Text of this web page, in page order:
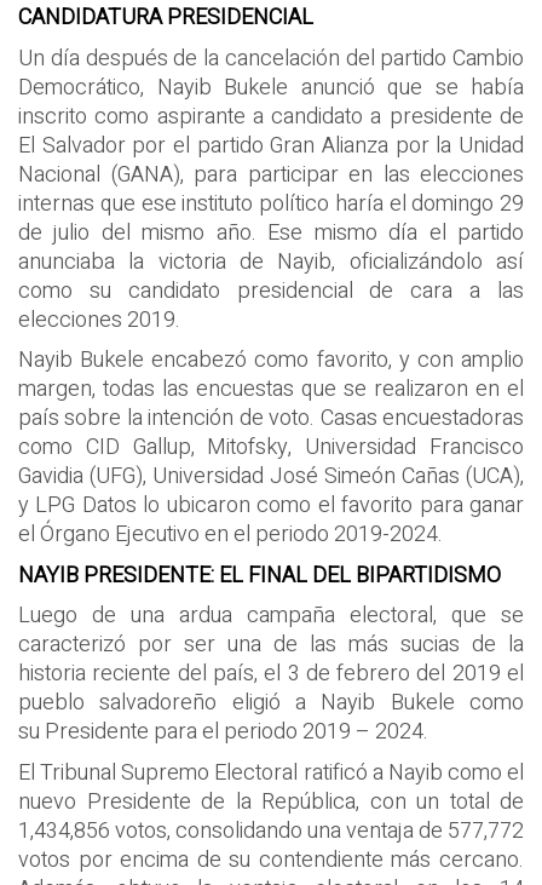
CANDIDATURA PRESIDENCIAL
Un día después de la cancelación del partido Cambio
Democrático, Nayib Bukele anunció que se había
inscrito como aspirante a candidato a presidente de
El Salvador por el partido Gran Alianza por la Unidad
Nacional (GANA), para participar en las elecciones
internas que ese instituto político haría el domingo 29
de julio del mismo año. Ese mismo día el partido
anunciaba la victoria de Nayib, oficializándolo así
como su candidato presidencial de cara a las
elecciones 2019.
Nayib Bukele encabezó como favorito, y con amplio
margen, todas las encuestas que se realizaron en el
país sobre la intención de voto. Casas encuestadoras
como CID Gallup, Mitofsky, Universidad Francisco
Gavidia (UFG), Universidad José Simeón Cañas (UCA),
y LPG Datos lo ubicaron como el favorito para ganar
el Órgano Ejecutivo en el periodo 2019-2024.
NAYIB PRESIDENTE: EL FINAL DEL BIPARTIDISMO
Luego de una ardua campaña electoral, que se
caracterizó por ser una de las más sucias de la
historia reciente del país, el 3 de febrero del 2019 el
pueblo salvadoreño eligió a Nayib Bukele como
su Presidente para el periodo 2019 – 2024.
El Tribunal Supremo Electoral ratificó a Nayib como el
nuevo Presidente de la República, con un total de
1,434,856 votos, consolidando una ventaja de 577,772
votos por encima de su contendiente más cercano.